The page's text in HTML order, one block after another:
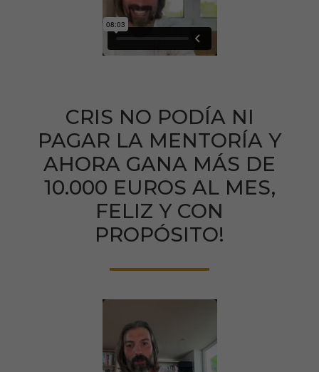
CRIS NO PODÍA NI
PAGAR LA MENTORÍA Y
AHORA GANA MÁS DE
10.000 EUROS AL MES,
FELIZ Y CON
PROPÓSITO!